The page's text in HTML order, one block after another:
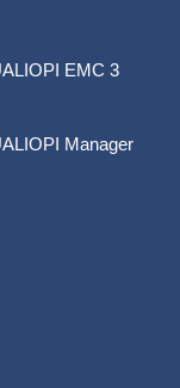
EMC 3
Manager